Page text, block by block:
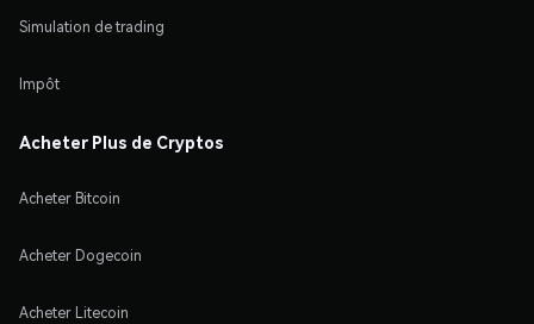
Simulation de trading
Impôt
Acheter Plus de Cryptos
Acheter Bitcoin
Acheter Dogecoin
Acheter Litecoin